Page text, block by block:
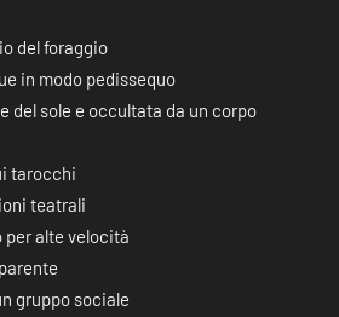
del foraggio
in modo pedissequo
del sole e occultata da un corpo
tarocchi
teatrali
per alte velocità
gruppo sociale